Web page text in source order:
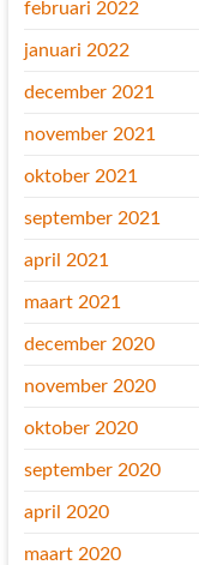
februari 2022
januari 2022
december 2021
november 2021
oktober 2021
september 2021
april 2021
maart 2021
december 2020
november 2020
oktober 2020
september 2020
april 2020
maart 2020